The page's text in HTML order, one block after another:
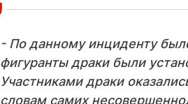
- По данному инциденту
фигуранты драки были
Участниками драки
словам самих